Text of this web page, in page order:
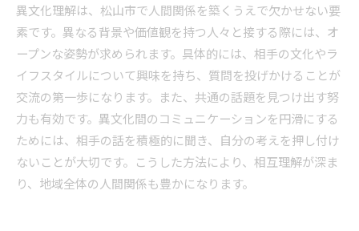
異文化理解は、松山市で人間関係を築くうえで欠かせない要
素です。異なる背景や価値観を持つ人々と接する際には、オ
ープンな姿勢が求められます。具体的には、相手の文化やラ
イフスタイルについて興味を持ち、質問を投げかけることが
交流の第一歩になります。また、共通の話題を見つけ出す努
力も有効です。異文化間のコミュニケーションを円滑にする
ためには、相手の話を積極的に聞き、自分の考えを押し付け
ないことが大切です。こうした方法により、相互理解が深ま
り、地域全体の人間関係も豊かになります。